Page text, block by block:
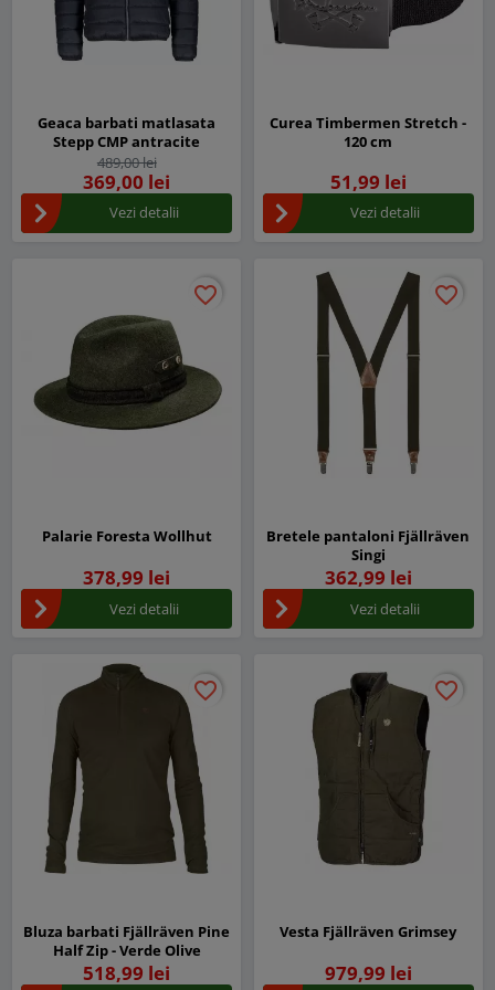
Geaca barbati matlasata
Stepp CMP antracite
489,00 lei
369,00 lei
Vezi detalii
Curea Timbermen Stretch -
120 cm
51,99 lei
Vezi detalii
favorite_border
favorite_border
Palarie Foresta Wollhut
378,99 lei
Vezi detalii
favorite_border
favorite_border
Bretele pantaloni Fjällräven
Singi
362,99 lei
Vezi detalii
favorite_border
favorite_border
Bluza barbati Fjällräven Pine
Half Zip - Verde Olive
518,99 lei
favorite_border
favorite_border
Vesta Fjällräven Grimsey
979,99 lei